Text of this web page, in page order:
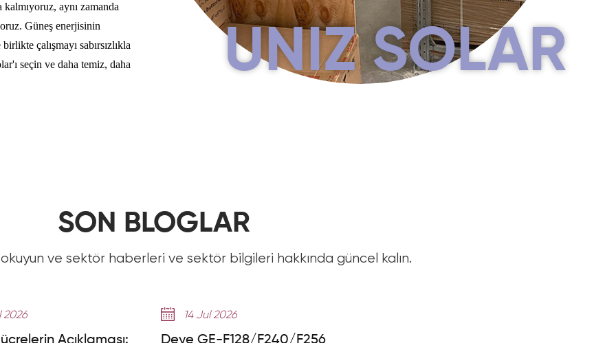
aynı zamanda
Güneş enerjisinin
çalışmayı sabırsızlıkla
seçin ve daha temiz, daha
UNIZ SOLAR
SON BLOGLAR
ve sektör haberleri ve sektör bilgileri hakkında güncel kalın.
2026 14 Jul 2026